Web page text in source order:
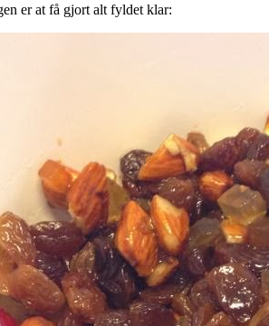
er at få gjort alt fyldet klar: